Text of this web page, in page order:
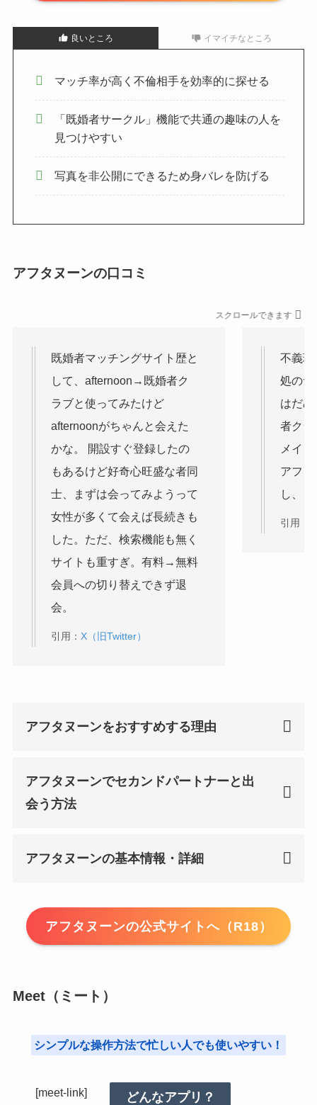
良いところ イマイチなところ
マッチ率が高く不倫相手を効率的に探せる
「既婚者サークル」機能で共通の趣味の人を
見つけやすい
写真を非公開にできるため身バレを防げる
アフタヌーンの口コミ
スクロールできます
既婚者マッチングサイト歴と
して、afternoon→既婚者ク
ラブと使ってみたけど
afternoonがちゃんと会えた
かな。 開設すぐ登録したの
もあるけど好奇心旺盛な者同
士、まずは会ってみようって
女性が多くて会えば長続きも
した。ただ、検索機能も無く
サイトも重すぎ。有料→無料
会員への切り替えできず退
会。
引用： X（旧Twitter）
不義理
処のサ
はだ
者クラ
メイ
アフ
し、
引用：
アフタヌーンをおすすめする理由
アフタヌーンでセカンドパートナーと出
会う方法
アフタヌーンの基本情報・詳細
アフタヌーンの公式サイトへ（R18）
Meet（ミート）
シンプルな操作方法で忙しい人でも使いやすい！
[meet-link] どんなアプリ？